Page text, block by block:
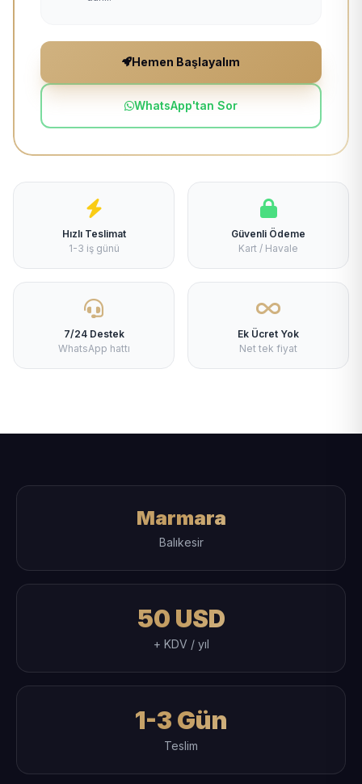
Hemen Başlayalım
WhatsApp'tan Sor
Hızlı Teslimat
1-3 iş günü
Güvenli Ödeme
Kart / Havale
7/24 Destek
WhatsApp hattı
Ek Ücret Yok
Net tek fiyat
Marmara
Balıkesir
50 USD
+ KDV / yıl
1-3 Gün
Teslim